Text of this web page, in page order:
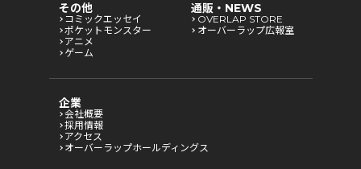
その他
コミックエッセイ
ポケットモンスター
アニメ
ゲーム
通販・NEWS
OVERLAP STORE
オーバーラップ広報室
企業
会社概要
採用情報
アクセス
オーバーラップホールディングス